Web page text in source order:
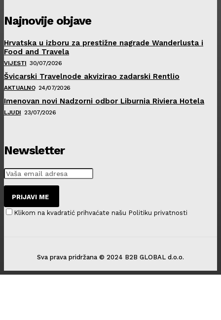
Najnovije objave
Hrvatska u izboru za prestižne nagrade Wanderlusta i
Food and Travela
VIJESTI 30/07/2026
Švicarski Travelnode akvizirao zadarski Rentlio
AKTUALNO 24/07/2026
Imenovan novi Nadzorni odbor Liburnia Riviera Hotela
LJUDI 23/07/2026
Newsletter
PRIJAVI ME
Klikom na kvadratić prihvaćate našu Politiku privatnosti
Sva prava pridržana © 2024 B2B GLOBAL d.o.o.